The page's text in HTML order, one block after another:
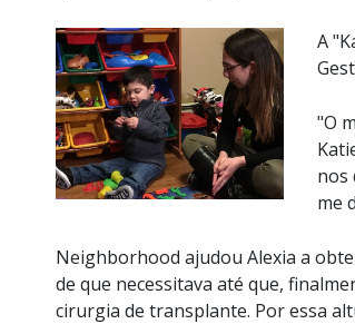
A
"O
nos
me
Neighborhood ajudou Alexia a
de que necessitava até que,
cirurgia de transplante. Por essa